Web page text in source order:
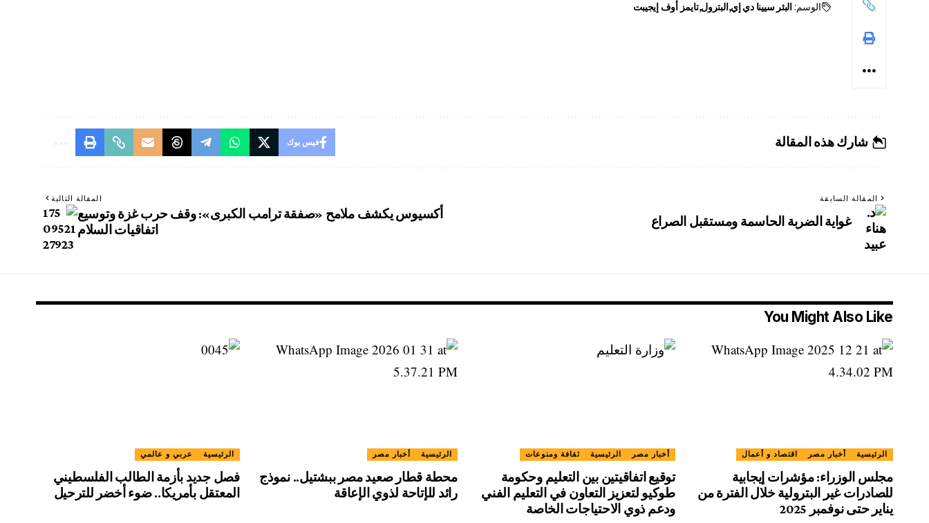
الوسم:البئر سيينا دي إي البترول تايمز أوف إيجيبت
شارك هذه المقالة فيس بوك
المقالة السابقة
غواية الضربة الحاسمة ومستقبل الصراع
المقالة التالية
أكسيوس يكشف ملامح «صفقة ترامب الكبرى»: وقف حرب غزة وتوسيع
اتفاقيات السلام
You Might Also Like
الرئيسية أخبار مصر اقتصاد و أعمال
مجلس الوزراء: مؤشرات إيجابية
للصادرات غير البترولية خلال الفترة من
يناير حتى نوفمبر 2025
أخبار مصر الرئيسية ثقافة ومنوعات
توقيع اتفاقيتين بين التعليم وحكومة
طوكيو لتعزيز التعاون في التعليم الفني
ودعم ذوي الاحتياجات الخاصة
الرئيسية أخبار مصر
محطة قطار صعيد مصر ببشتيل.. نموذج
رائد للإتاحة لذوي الإعاقة
الرئيسية عربي و عالمي
فصل جديد بأزمة الطالب الفلسطيني
المعتقل بأمريكا.. ضوء أخضر للترحيل